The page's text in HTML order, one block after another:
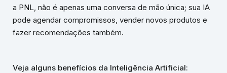
a PNL, não é apenas uma conversa de mão única; sua IA
pode agendar compromissos, vender novos produtos e
fazer recomendações também.
Veja alguns benefícios da Inteligência Artificial: